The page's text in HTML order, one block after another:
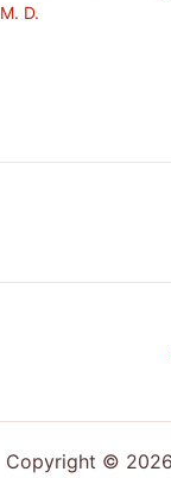
M. D.
Copyright © 2026